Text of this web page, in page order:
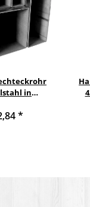
in
und
*